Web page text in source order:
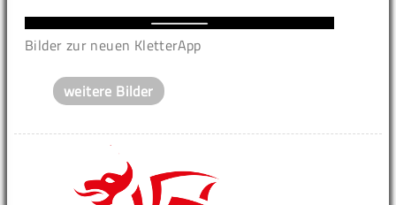
Bilder zur neuen KletterApp
weitere Bilder